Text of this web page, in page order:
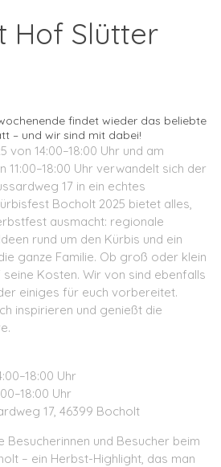
Hof Slütter
findet wieder das beliebte
– und wir sind mit dabei!
von 14:00–18:00 Uhr und am
11:00–18:00 Uhr verwandelt sich der
17 in ein echtes
Bocholt 2025 bietet alles,
ausmacht: regionale
rund um den Kürbis und ein
ganze Familie. Ob groß oder klein
Kosten. Wir von sind ebenfalls
einiges für euch vorbereitet.
inspirieren und genießt die
Uhr
Uhr
17, 46399 Bocholt
Besucherinnen und Besucher beim
– ein Herbst-Highlight, das man